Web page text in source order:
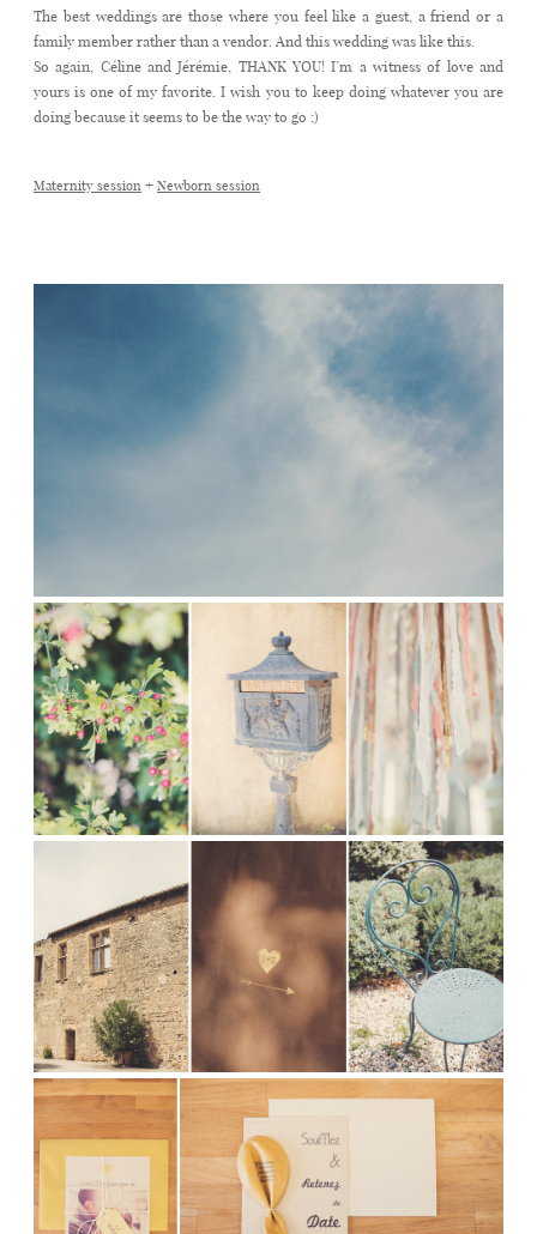
The best weddings are those where you feel like a guest, a friend or a
family member rather than a vendor. And this wedding was like this.
So again, Céline and Jérémie, THANK YOU! I’m a witness of love and
yours is one of my favorite. I wish you to keep doing whatever you are
doing because it seems to be the way to go ;)
Maternity session + Newborn session